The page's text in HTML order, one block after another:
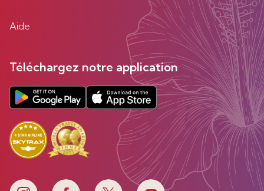
Aide
Téléchargez notre application